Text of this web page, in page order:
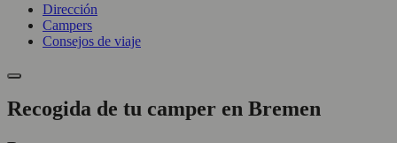
Dirección
Campers
Consejos de viaje
Recogida de tu camper en Bremen